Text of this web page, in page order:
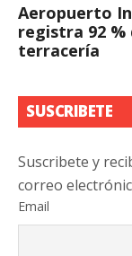
Aeropuerto
registra 92 %
terracería
SUSCRIBETE
Suscribete y
correo
Email